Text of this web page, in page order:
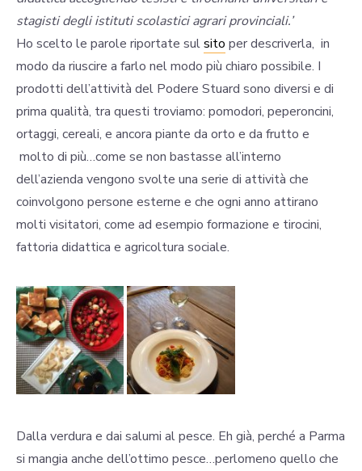
stagisti degli istituti scolastici agrari provinciali.’
Ho scelto le parole riportate sulsito per descriverla, in
modo da riuscire a farlo nel modo più chiaro possibile. I
prodotti dell’attività del Podere Stuard sono diversi e di
prima qualità, tra questi troviamo: pomodori, peperoncini,
ortaggi, cereali, e ancora piante da orto e da frutto e
molto di più…come se non bastasse all’interno
dell’azienda vengono svolte una serie di attività che
coinvolgono persone esterne e che ogni anno attirano
molti visitatori, come ad esempio formazione e tirocini,
fattoria didattica e agricoltura sociale.
Dalla verdura e dai salumi al pesce. Eh già, perché a Parma
si mangia anche dell’ottimo pesce…perlomeno quello che